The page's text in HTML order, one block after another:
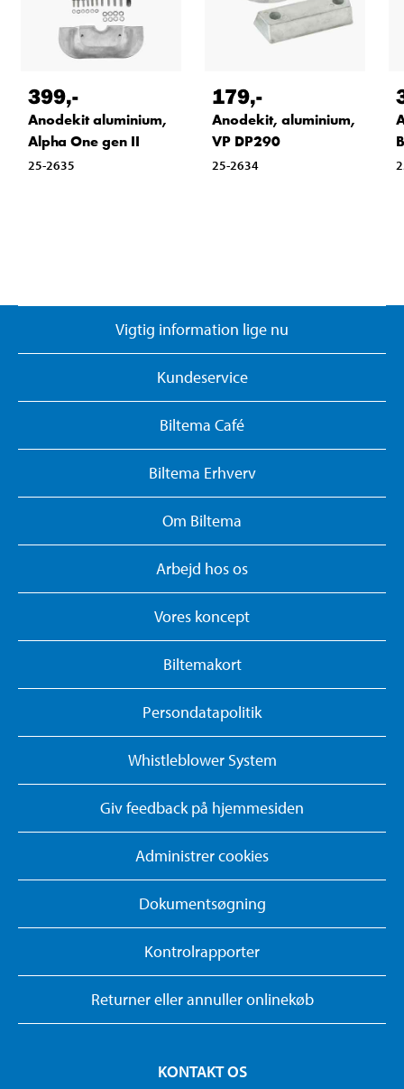
399,-
Anodekit aluminium,
Alpha One gen II
25-2635
179,-
Anodekit, aluminium,
VP DP290
25-2634
Vigtig information lige nu
Kundeservice
Biltema Café
Biltema Erhverv
Om Biltema
Arbejd hos os
Vores koncept
Biltemakort
Persondatapolitik
Whistleblower System
Giv feedback på hjemmesiden
Administrer cookies
Dokumentsøgning
Kontrolrapporter
Returner eller annuller onlinekøb
KONTAKT OS